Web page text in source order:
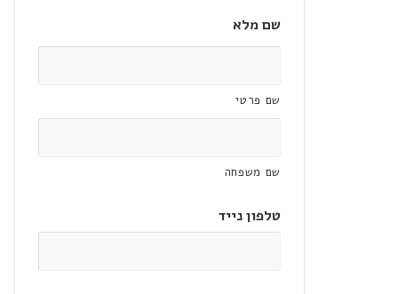
שם מלא
שם פרטי
שם משפחה
טלפון נייד